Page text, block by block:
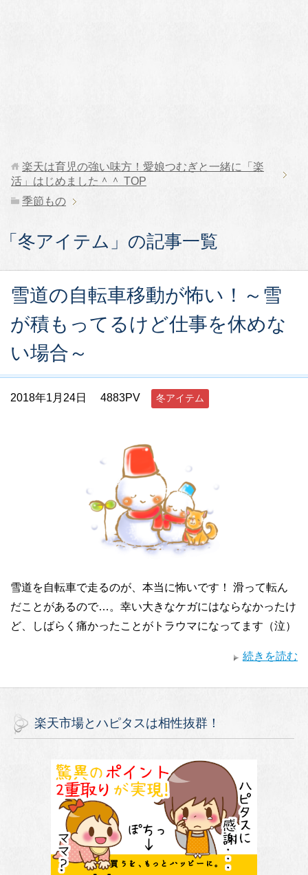
楽天は育児の強い味方！愛娘つむぎと一緒に「楽
活」はじめました＾＾ TOP
季節もの
「冬アイテム」の記事一覧
雪道の自転車移動が怖い！～雪
が積もってるけど仕事を休めな
い場合～
2018年1月24日 4883PV 冬アイテム
雪道を自転車で走るのが、本当に怖いです！ 滑って転ん
だことがあるので…。幸い大きなケガにはならなかったけ
ど、しばらく痛かったことがトラウマになってます（泣）
続きを読む
楽天市場とハピタスは相性抜群！